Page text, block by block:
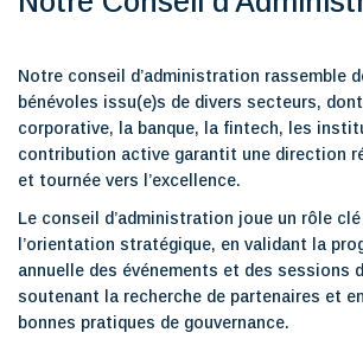
Notre conseil d’administration rassemble
bénévoles issu(e)s de divers secteurs,
corporative, la banque, la fintech, les
contribution active garantit une direction
et tournée vers l’excellence.
Le conseil d’administration joue un rôle
l’orientation stratégique, en validant la
annuelle des événements et des sessions
soutenant la recherche de partenaires et
bonnes pratiques de gouvernance.